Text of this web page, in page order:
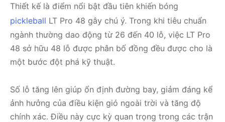
Thiết kế là điểm nổi bật đầu tiên khiến bóng
pickleball LT Pro 48 gây chú ý. Trong khi tiêu chuẩn
ngành thường dao động từ 26 đến 40 lỗ, việc LT Pro
48 sở hữu 48 lỗ được phân bố đồng đều được cho là
một bước đột phá kỹ thuật.
Số lỗ tăng lên giúp ổn định đường bay, giảm đáng kể
ảnh hưởng của điều kiện gió ngoài trời và tăng độ
chính xác. Điều này cực kỳ quan trọng trong các trận